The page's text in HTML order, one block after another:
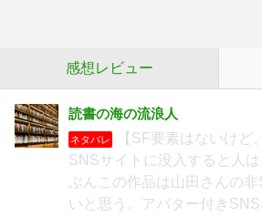
感想レビュー
読書の海の流浪人
ネタバレ
【SF要素はないけど
SNSサイトに没入すると人
ぶんこの作品は山田さんの
いと思う。アバター付き